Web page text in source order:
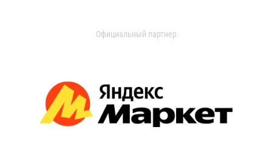
Официальный партнер